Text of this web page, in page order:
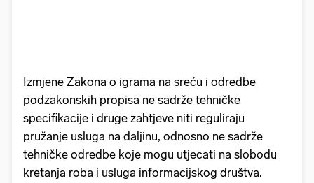
Izmjene Zakona o igrama na sreću i odredbe
podzakonskih propisa ne sadrže tehničke
specifikacije i druge zahtjeve niti reguliraju
pružanje usluga na daljinu, odnosno ne sadrže
tehničke odredbe koje mogu utjecati na slobodu
kretanja roba i usluga informacijskog društva.